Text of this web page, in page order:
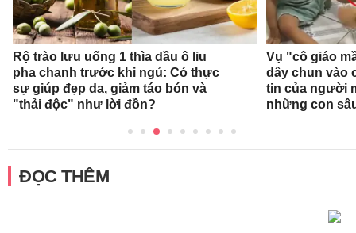
Rộ trào lưu uống 1 thìa dầu ô liu
pha chanh trước khi ngủ: Có thực
sự giúp đẹp da, giảm táo bón và
"thải độc" như lời đồn?
Vụ "cô giáo
dây chun vào
tin của người
những con
ĐỌC THÊM